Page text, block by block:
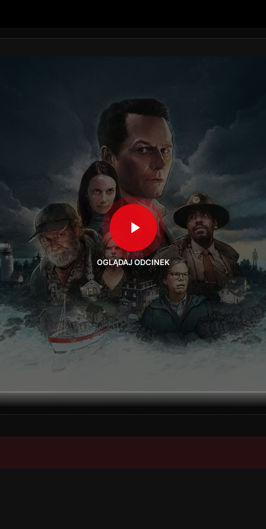
OGLĄDAJ ODCINEK